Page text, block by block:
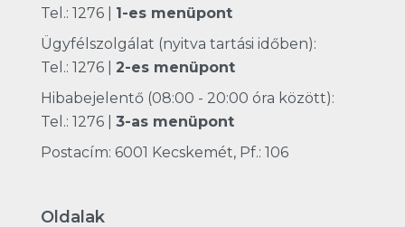
Tel.: 1276| 1-es menüpont
Ügyfélszolgálat (nyitva tartási időben):
Tel.: 1276| 2-es menüpont
Hibabejelentő (08:00 - 20:00 óra között):
Tel.: 1276| 3-as menüpont
Postacím: 6001 Kecskemét, Pf.: 106
Oldalak